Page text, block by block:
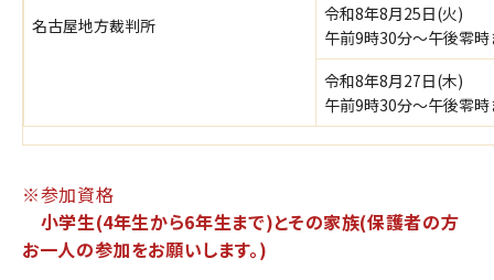
名古屋地方裁判所
令和8年8月25日(火)
午前9時30分～午後零時
令和8年8月27日(木)
午前9時30分～午後零時
※参加資格
小学生(4年生から6年生まで)とその家族(保護者の方
お一人の参加をお願いします。)